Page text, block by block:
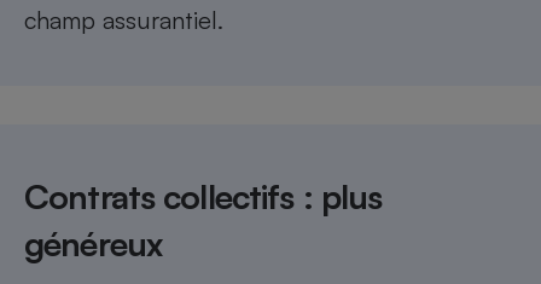
champ assurantiel.
Contrats collectifs : plus
généreux